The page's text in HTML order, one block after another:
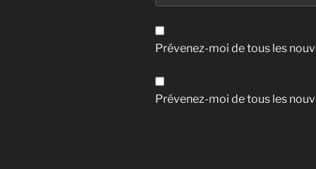
Prévenez-moi de tous les
Prévenez-moi de tous les